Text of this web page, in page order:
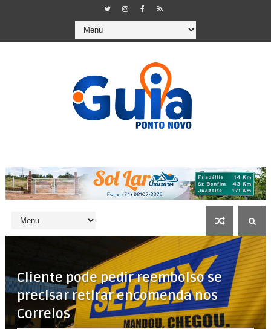
Cliente pode pedir reembolso se
precisar retirar encomenda nos
Correios